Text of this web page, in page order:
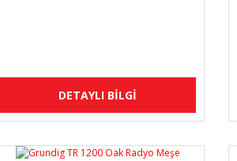
DETAYLI BİLGİ